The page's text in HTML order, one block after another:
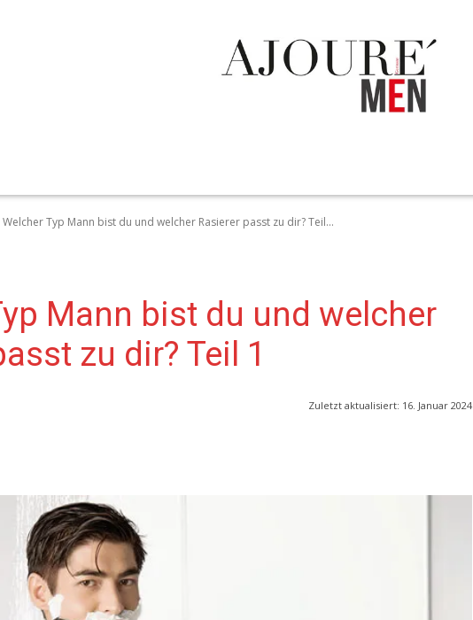
Welcher Typ Mann bist du und welcher Rasierer passt zu dir? Teil...
Mann bist du und welcher
zu dir? Teil 1
Zuletzt aktualisiert: 16. Januar 2024